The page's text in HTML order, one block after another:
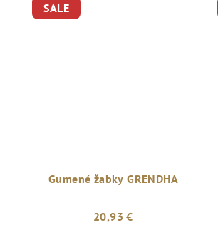
v
oSALE
Gumené žabky GRENDHA
20,93 €